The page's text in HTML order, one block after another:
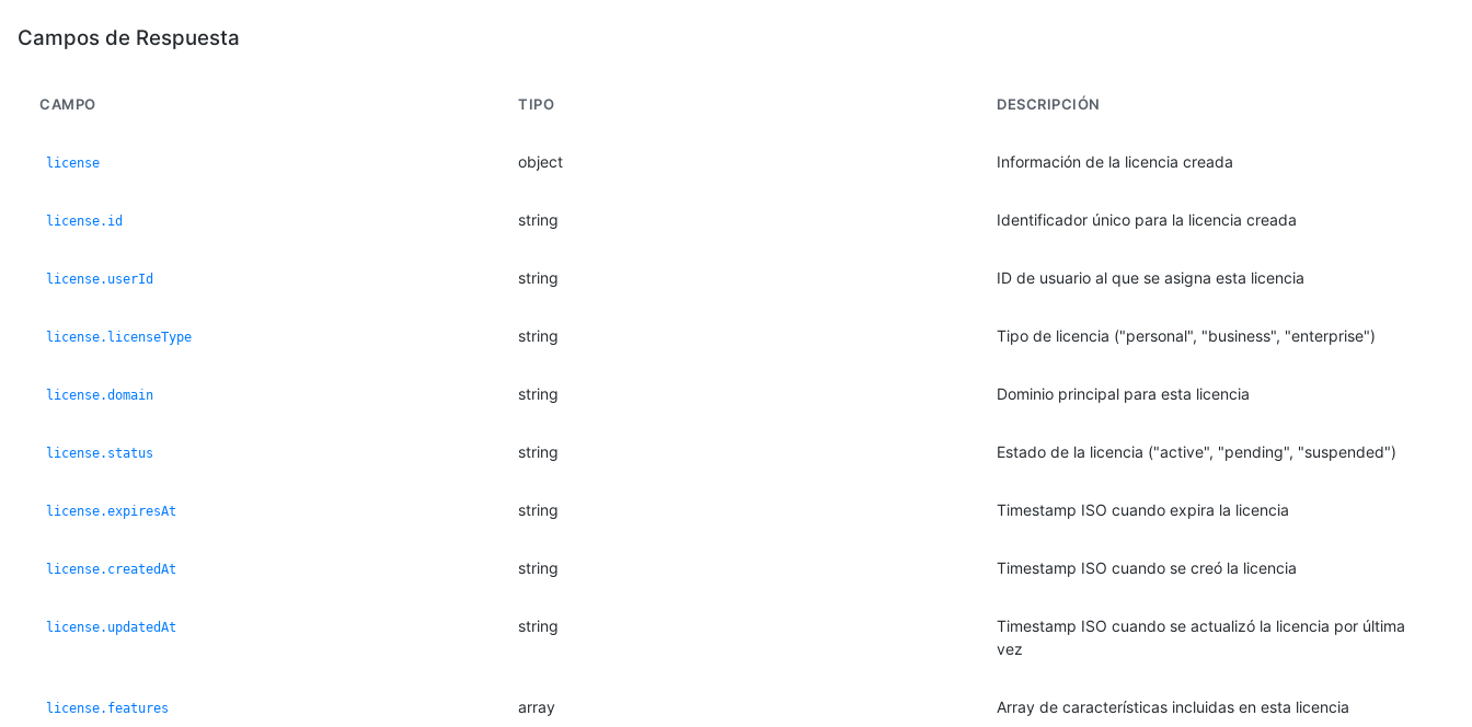
Campos de Respuesta
CAMPO TIPO DESCRIPCIÓN
license object Información de la licencia creada
license.id string Identificador único para la licencia creada
license.userId string ID de usuario al que se asigna esta licencia
license.licenseType string Tipo de licencia ("personal", "business", "enterprise")
license.domain string Dominio principal para esta licencia
license.status string Estado de la licencia ("active", "pending", "suspended")
license.expiresAt string Timestamp ISO cuando expira la licencia
license.createdAt string Timestamp ISO cuando se creó la licencia
license.updatedAt string
Timestamp ISO cuando se actualizó la licencia por última
vez
license.features array Array de características incluidas en esta licencia